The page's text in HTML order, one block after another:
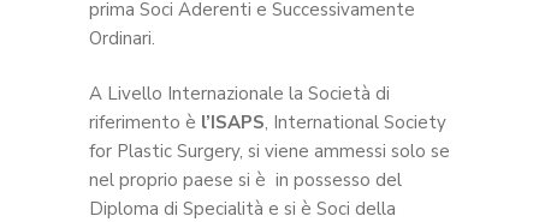
prima Soci Aderenti e Successivamente
Ordinari.
A Livello Internazionale la Società di
riferimento è l’ISAPS, International Society
for Plastic Surgery, si viene ammessi solo se
nel proprio paese si è in possesso del
Diploma di Specialità e si è Soci della